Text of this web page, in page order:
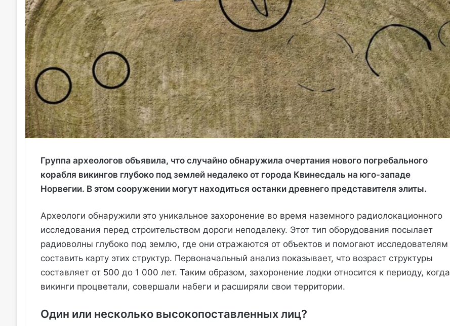
Группа археологов объявила, что случайно обнаружила очертания нового погребального
корабля викингов глубоко под землей недалеко от города Квинесдаль на юго-западе
Норвегии. В этом сооружении могут находиться останки древнего представителя элиты.
Археологи обнаружили это уникальное захоронение во время наземного радиолокационного
исследования перед строительством дороги неподалеку. Этот тип оборудования посылает
радиоволны глубоко под землю, где они отражаются от объектов и помогают исследователям
составить карту этих структур. Первоначальный анализ показывает, что возраст структуры
составляет от 500 до 1 000 лет. Таким образом, захоронение лодки относится к периоду, когда
викинги процветали, совершали набеги и расширяли свои территории.
Один или несколько высокопоставленных лиц?